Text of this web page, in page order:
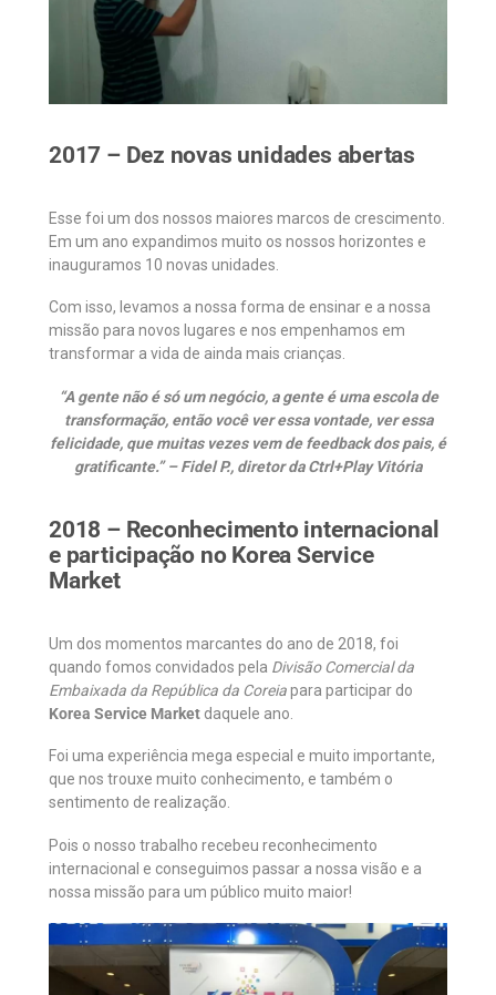
2017 – Dez novas unidades abertas
Esse foi um dos nossos maiores marcos de crescimento.
Em um ano expandimos muito os nossos horizontes e
inauguramos 10 novas unidades.
Com isso, levamos a nossa forma de ensinar e a nossa
missão para novos lugares e nos empenhamos em
transformar a vida de ainda mais crianças.
“A gente não é só um negócio, a gente é uma escola de
transformação, então você ver essa vontade, ver essa
felicidade, que muitas vezes vem de feedback dos pais, é
gratificante.” – Fidel P., diretor da Ctrl+Play Vitória
2018 – Reconhecimento internacional
e participação no Korea Service
Market
Um dos momentos marcantes do ano de 2018, foi
quando fomos convidados pela Divisão Comercial da
Embaixada da República da Coreiapara participar do
Korea Service Market daquele ano.
Foi uma experiência mega especial e muito importante,
que nos trouxe muito conhecimento, e também o
sentimento de realização.
Pois o nosso trabalho recebeu reconhecimento
internacional e conseguimos passar a nossa visão e a
nossa missão para um público muito maior!